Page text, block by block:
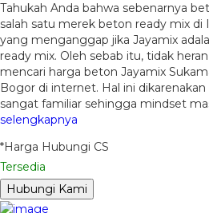
Tahukah Anda bahwa sebenarnya
salah satu merek beton ready mix di
yang menganggap jika Jayamix
ready mix. Oleh sebab itu, tidak
mencari harga beton Jayamix
Bogor di internet. Hal ini
sangat familiar sehingga mindset
selengkapnya
*Harga Hubungi CS
Tersedia
Hubungi Kami